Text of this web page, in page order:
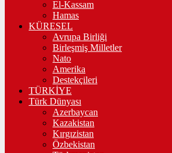
El-Kassam
Hamas
KÜRESEL
Avrupa Birliği
Birleşmiş Milletler
Nato
Amerika
Destekçileri
TÜRKİYE
Türk Dünyası
Azerbaycan
Kazakistan
Kırgızistan
Özbekistan